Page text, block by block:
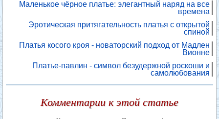
Маленькое чёрное платье: элегантный наряд на все
времена
Эротическая притягательность платья с открытой
спиной
Платья косого кроя - новаторский подход от Мадлен
Вионне
Платье-павлин - символ безудержной роскоши и
самолюбования
Комментарии к этой статье